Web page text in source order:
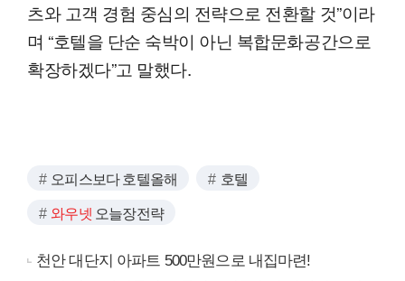
츠와 고객 경험 중심의 전략으로 전환할 것”이라
며 “호텔을 단순 숙박이 아닌 복합문화공간으로
확장하겠다”고 말했다.
오피스보다 호텔올해 호텔
와우넷 오늘장전략
천안 대단지 아파트 500만원으로 내집마련!